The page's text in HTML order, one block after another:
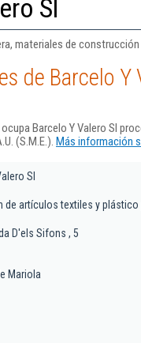
Sl
materiales de
de Barcelo Y
Barcelo Y Valero Sl
(S.M.E.). Más información
Sl
de artículos textiles y plástico
D'els Sifons , 5
Mariola